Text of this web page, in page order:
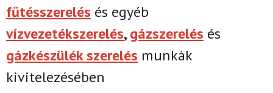
fűtésszerelés és egyéb
vízvezetékszerelés,gázszerelés és
gázkészülék szerelés munkák
kivitelezésében